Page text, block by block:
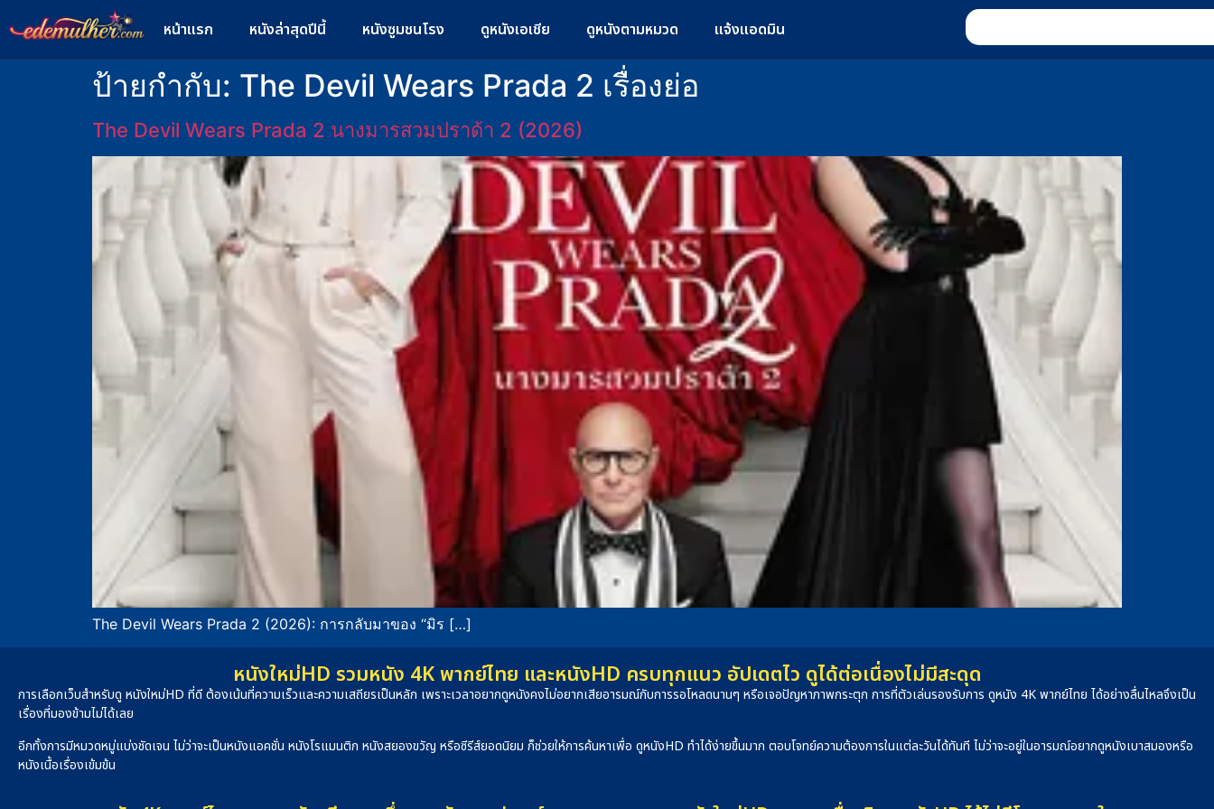
หน้าแรก หนังล่าสุดปีนี้ หนังซูมชนโรง ดูหนังเอเชีย ดูหนังตามหมวด แจ้งแอดมิน
ป้ายกำกับ: The Devil Wears Prada 2 เรื่องย่อ
The Devil Wears Prada 2 นางมารสวมปราด้า 2 (2026)
The Devil Wears Prada 2 (2026): การกลับมาของ “มิร […]
หนังใหม่HD รวมหนัง 4K พากย์ไทย และหนังHD ครบทุกแนว อัปเดตไว ดูได้ต่อเนื่องไม่มีสะดุด
การเลือกเว็บสำหรับดู หนังใหม่HD ที่ดี ต้องเน้นที่ความเร็วและความเสถียรเป็นหลัก เพราะเวลาอยากดูหนังคงไม่อยากเสียอารมณ์กับการรอโหลดนานๆ หรือเจอปัญหาภาพกระตุก การที่ตัวเล่นรองรับการ ดูหนัง 4K พากย์ไทย ได้อย่างลื่นไหลจึงเป็น
เรื่องที่มองข้ามไม่ได้เลย
อีกทั้งการมีหมวดหมู่แบ่งชัดเจน ไม่ว่าจะเป็นหนังแอคชั่น หนังโรแมนติก หนังสยองขวัญ หรือซีรีส์ยอดนิยม ก็ช่วยให้การค้นหาเพื่อ ดูหนังHD ทำได้ง่ายขึ้นมาก ตอบโจทย์ความต้องการในแต่ละวันได้ทันที ไม่ว่าจะอยู่ในอารมณ์อยากดูหนังเบาสมองหรือ
หนังเนื้อเรื่องเข้มข้น